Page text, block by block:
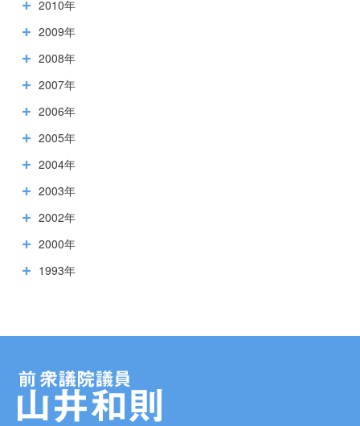
2010年
2009年
2008年
2007年
2006年
2005年
2004年
2003年
2002年
2000年
1993年